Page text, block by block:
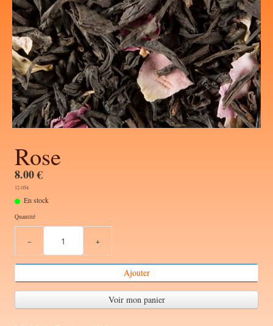
Rose
8.00 €
12-054
En stock
Quantité
− +
Ajouter
Voir mon panier